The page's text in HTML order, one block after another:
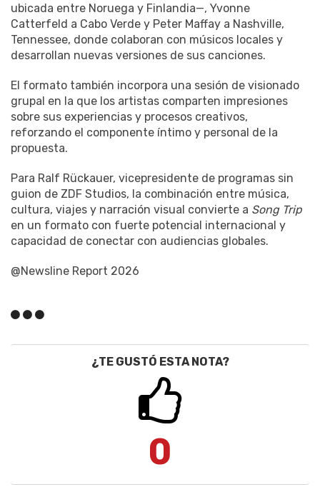
ubicada entre Noruega y Finlandia—, Yvonne
Catterfeld a Cabo Verde y Peter Maffay a Nashville,
Tennessee, donde colaboran con músicos locales y
desarrollan nuevas versiones de sus canciones.
El formato también incorpora una sesión de visionado
grupal en la que los artistas comparten impresiones
sobre sus experiencias y procesos creativos,
reforzando el componente íntimo y personal de la
propuesta.
Para Ralf Rückauer, vicepresidente de programas sin
guion de ZDF Studios, la combinación entre música,
cultura, viajes y narración visual convierte a Song Trip
en un formato con fuerte potencial internacional y
capacidad de conectar con audiencias globales.
@Newsline Report 2026
¿TE GUSTÓ ESTA NOTA?
0